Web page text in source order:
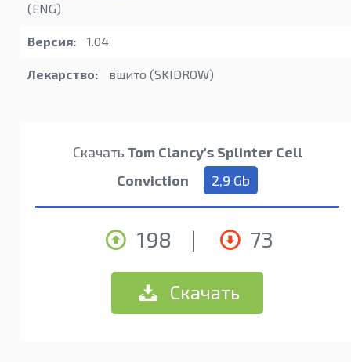
(ENG)
Версия: 1.04
Лекарство: вшито (SKIDROW)
Скачать Tom Clancy's Splinter Cell
Conviction
2,9 Gb
198 | 73
Скачать